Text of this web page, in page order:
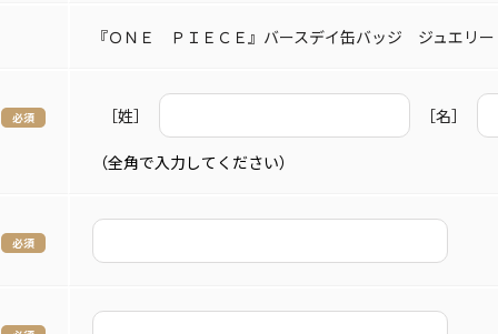
『ＯＮＥ ＰＩＥＣＥ』バースデイ缶バッジ ジュエリ
［姓］ ［名］
（全角で入力してください）